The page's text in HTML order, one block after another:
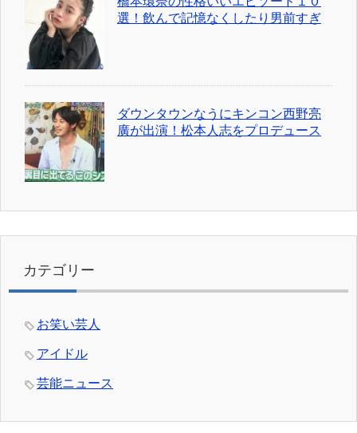
選！飲んで記憶なくしたり男前すぎ
ダウンタウンなうにキンコン西野亮
廣が出演！松本人志をプロデュース
カテゴリー
お笑い芸人
アイドル
芸能ニュース